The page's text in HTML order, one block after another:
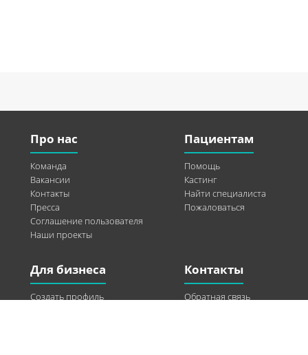
Про нас
Команда
Вакансии
Контакты
Пресса
Соглашение пользователя
Наши проекты
Пациентам
Помощь
Кастинг
Найти специалиста
Пожаловаться
Для бизнеса
Создать профиль
Контакты
Обратная связь